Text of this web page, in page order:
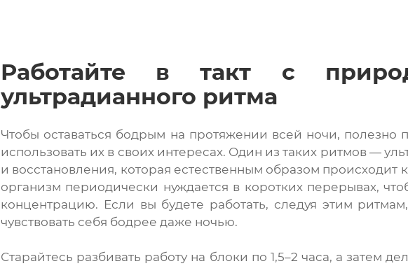
Работайте в такт с
ультрадианного ритма
Чтобы оставаться бодрым на протяжении всей ночи,
использовать их в своих интересах. Один из таких ритмов —
и восстановления, которая естественным образом происходит
организм периодически нуждается в коротких перерывах,
концентрацию. Если вы будете работать, следуя этим
чувствовать себя бодрее даже ночью.
Старайтесь разбивать работу на блоки по 1,5–2 часа, а затем